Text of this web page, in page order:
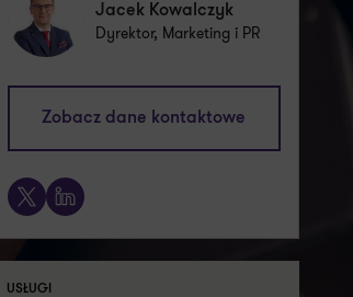
Jacek Kowalczyk
Dyrektor, Marketing i PR
Zobacz dane kontaktowe
X LinkedIn
USŁUGI